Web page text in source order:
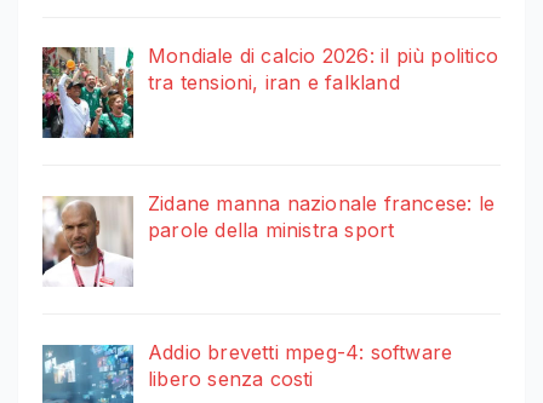
Mondiale di calcio 2026: il più politico
tra tensioni, iran e falkland
Zidane manna nazionale francese: le
parole della ministra sport
Addio brevetti mpeg-4: software
libero senza costi